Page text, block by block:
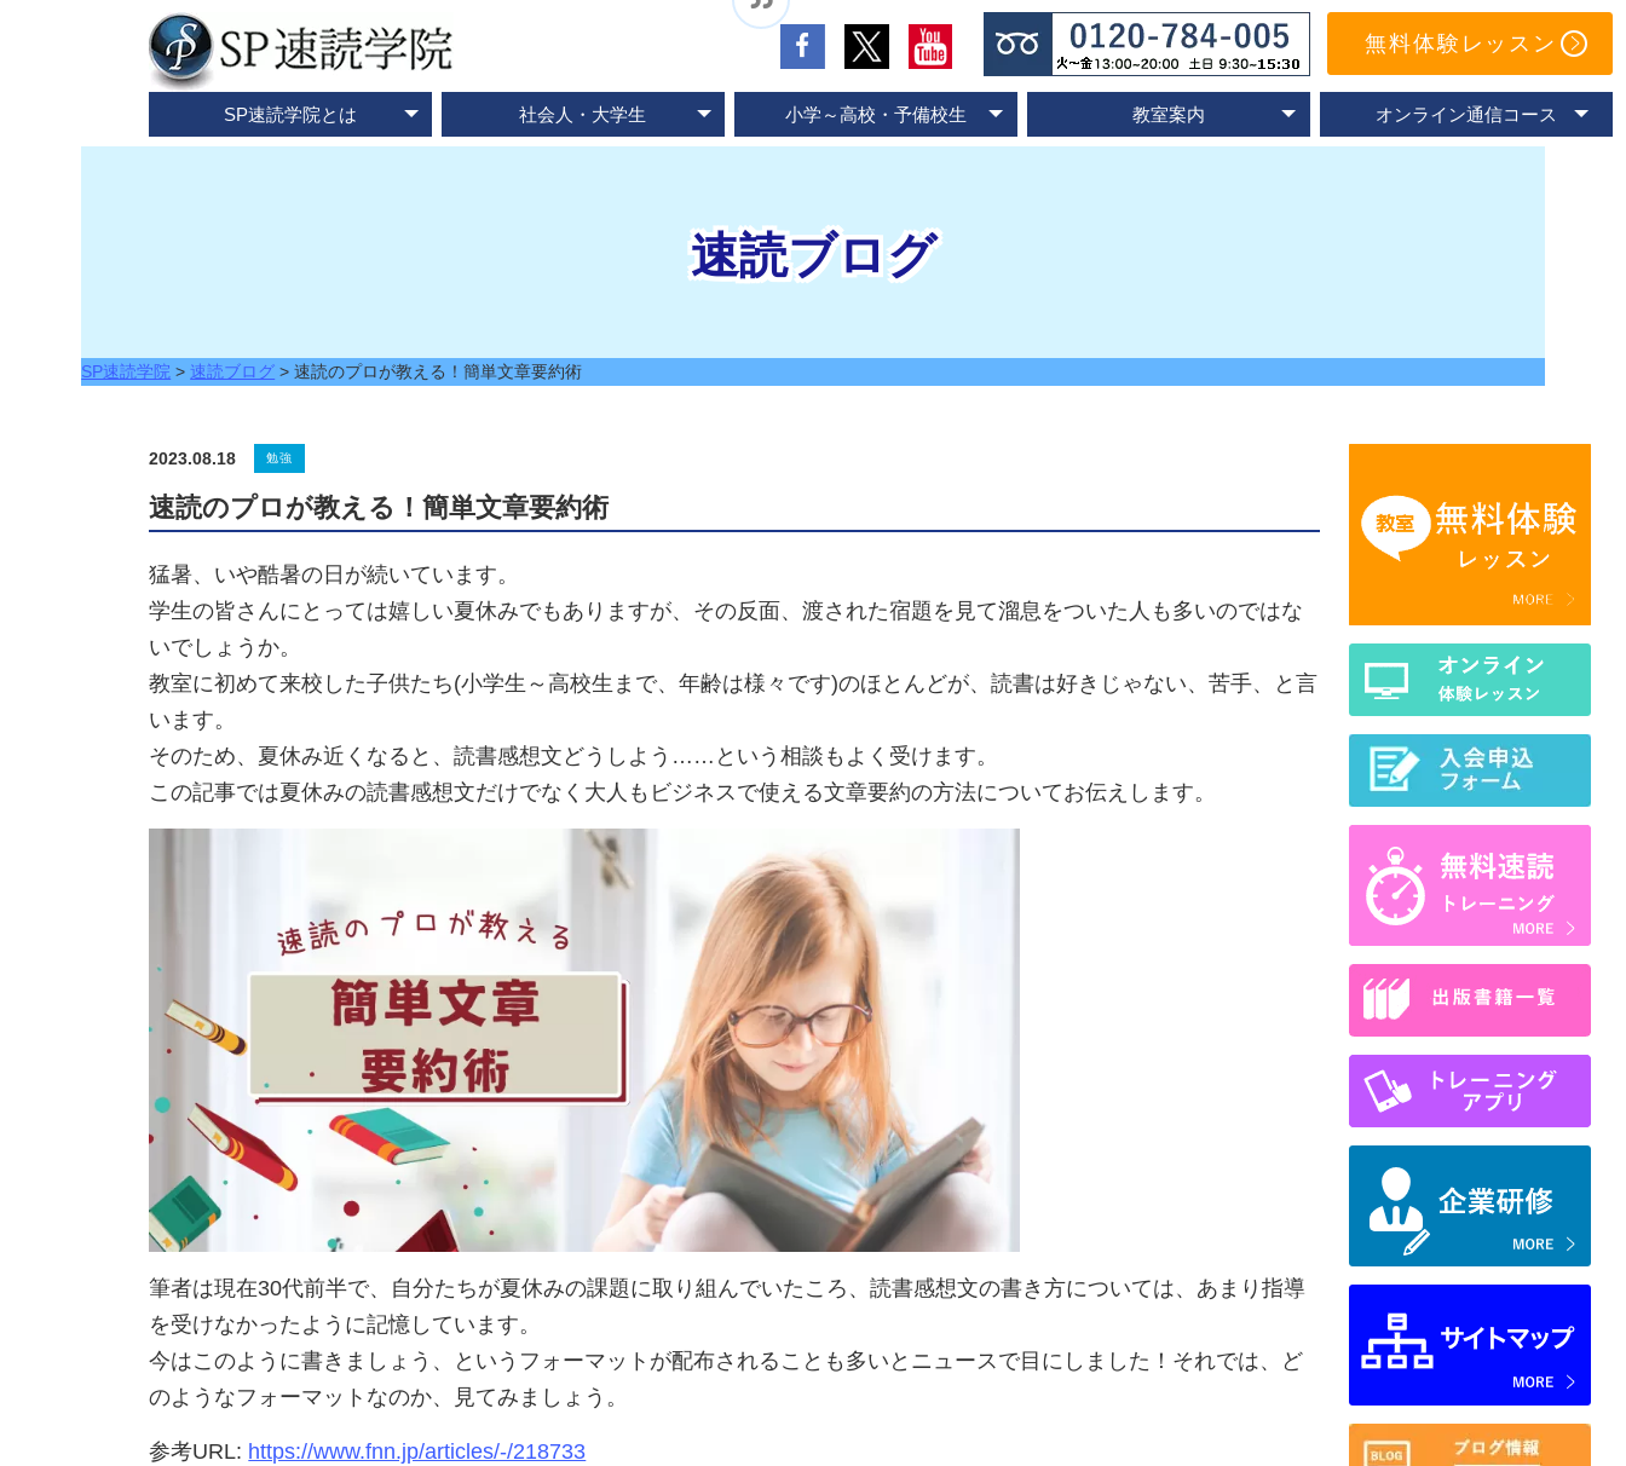
無料体験レッスン
SP速読学院とは 社会人・大学生 小学～高校・予備校生 教室案内 オンライン通信コース
速読ブログ
SP速読学院 >速読ブログ >速読のプロが教える！簡単文章要約術
2023.08.18 勉強
速読のプロが教える！簡単文章要約術
猛暑、いや酷暑の日が続いています。
学生の皆さんにとっては嬉しい夏休みでもありますが、その反面、渡された宿題を見て溜息をついた人も多いのではな
いでしょうか。
教室に初めて来校した子供たち(小学生～高校生まで、年齢は様々です)のほとんどが、読書は好きじゃない、苦手、と言
います。
そのため、夏休み近くなると、読書感想文どうしよう……という相談もよく受けます。
この記事では夏休みの読書感想文だけでなく大人もビジネスで使える文章要約の方法についてお伝えします。
筆者は現在30代前半で、自分たちが夏休みの課題に取り組んでいたころ、読書感想文の書き方については、あまり指導
を受けなかったように記憶しています。
今はこのように書きましょう、というフォーマットが配布されることも多いとニュースで目にしました！それでは、ど
のようなフォーマットなのか、見てみましょう。
参考URL: https://www.fnn.jp/articles/-/218733